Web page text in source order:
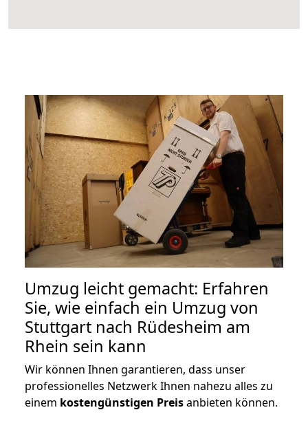
Umzug leicht gemacht: Erfahren
Sie, wie einfach ein Umzug von
Stuttgart nach Rüdesheim am
Rhein sein kann
Wir können Ihnen garantieren, dass unser
professionelles Netzwerk Ihnen nahezu alles zu
einem kostengünstigen Preisanbieten können.